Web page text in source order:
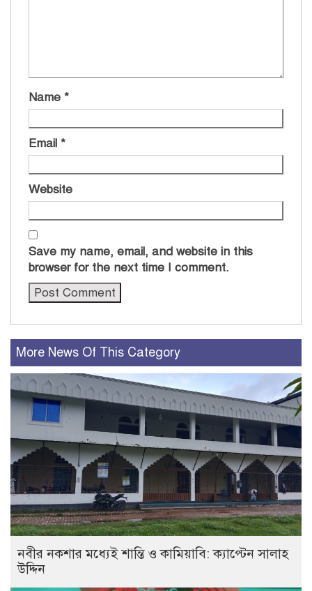
Name *
Email *
Website
Save my name, email, and website in this
browser for the next time I comment.
More News Of This Category
নবীর নকশার মধ্যেই শান্তি ও কামিয়াবি: ক্যাপ্টেন সালাহ
উদ্দিন